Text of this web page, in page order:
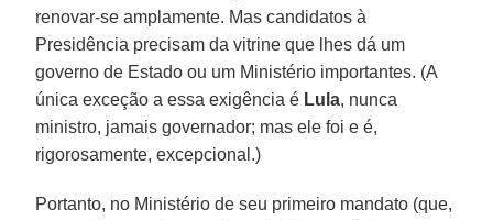
renovar-se amplamente. Mas candidatos à
Presidência precisam da vitrine que lhes dá um
governo de Estado ou um Ministério importantes. (A
única exceção a essa exigência é Lula, nunca
ministro, jamais governador; mas ele foi e é,
rigorosamente, excepcional.)
Portanto, no Ministério de seu primeiro mandato (que,